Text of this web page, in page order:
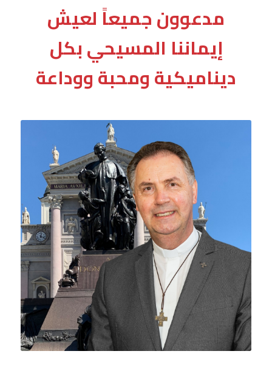
مدعوون جميعاً لعيش
إيماننا المسيحي بكل
ديناميكية ومحبة ووداعة